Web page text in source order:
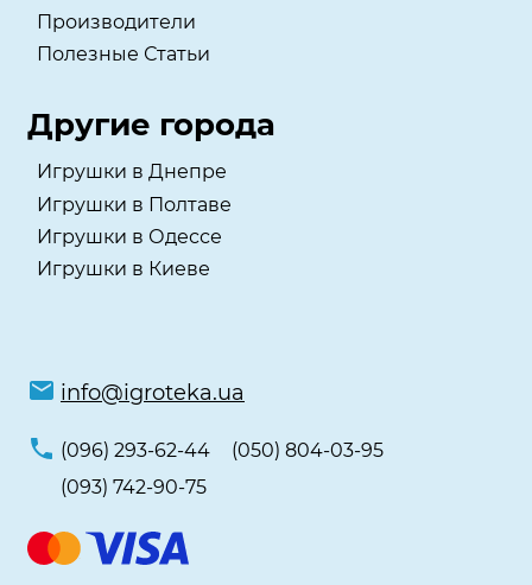
Производители
Полезные Статьи
Другие города
Игрушки в Днепре
Игрушки в Полтаве
Игрушки в Одессе
Игрушки в Киеве
info@igroteka.ua
(096) 293-62-44
(050) 804-03-95
(093) 742-90-75